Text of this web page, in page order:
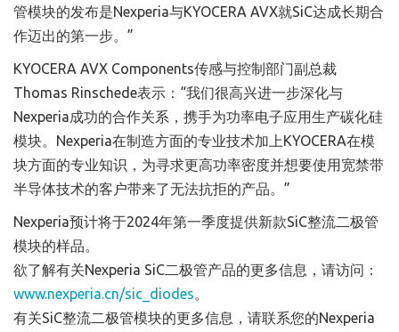
管模块的发布是Nexperia与KYOCERA AVX就SiC达成长期合
作迈出的第一步。”
KYOCERA AVX Components传感与控制部门副总裁
Thomas Rinschede表示：“我们很高兴进一步深化与
Nexperia成功的合作关系，携手为功率电子应用生产碳化硅
模块。Nexperia在制造方面的专业技术加上KYOCERA在模
块方面的专业知识，为寻求更高功率密度并想要使用宽禁带
半导体技术的客户带来了无法抗拒的产品。”
Nexperia预计将于2024年第一季度提供新款SiC整流二极管
模块的样品。
欲了解有关Nexperia SiC二极管产品的更多信息，请访问：
www.nexperia.cn/sic_diodes。
有关SiC整流二极管模块的更多信息，请联系您的Nexperia